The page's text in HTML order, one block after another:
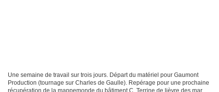
Une semaine de travail sur trois jours. Départ du matériel pour Gaumont
Production (tournage sur Charles de Gaulle). Repérage pour une prochaine
récupération de la mappemonde du bâtiment C. Terrine de lièvre des marais